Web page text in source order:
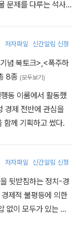
문제를 다루는 석사
저자파일 신간알림 신청
념 북토크>,<폭주하
8종 (모두보기)
동 이룸에서 활동했
경제 전반에 관심을
함께 기획하고 썼다.
저자파일 신간알림 신청
뒷받침하는 정치-경
제적 불평등에 의한
없이 모두가 있는 그